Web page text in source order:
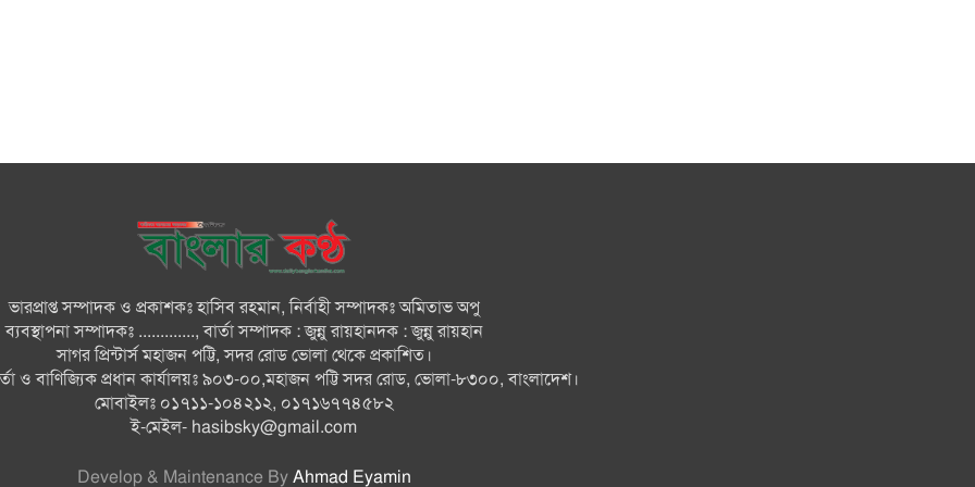
ভারপ্রাপ্ত সম্পাদক ও প্রকাশকঃ হাসিব রহমান, নির্বাহী সম্পাদকঃ অমিতাভ অপু
ব্যবস্থাপনা সম্পাদকঃ ............., বার্তা সম্পাদক : জুন্নু রায়হানদক : জুন্নু রায়হান
সাগর প্রিন্টার্স মহাজন পট্টি, সদর রোড ভোলা থেকে প্রকাশিত।
ও বাণিজ্যিক প্রধান কার্যালয়ঃ ৯০৩-০০,মহাজন পট্টি সদর রোড, ভোলা-৮৩০০, বাংলাদেশ।
মোবাইলঃ ০১৭১১-১০৪২১২, ০১৭১৬৭৭৪৫৮২
ই-মেইল- hasibsky@gmail.com
Develop & Maintenance By Ahmad Eyamin